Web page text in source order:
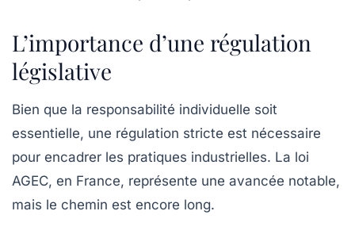
L’importance d’une régulation
législative
Bien que la responsabilité individuelle soit
essentielle, une régulation stricte est nécessaire
pour encadrer les pratiques industrielles. La loi
AGEC, en France, représente une avancée notable,
mais le chemin est encore long.